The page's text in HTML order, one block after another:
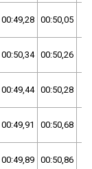
00:49,28 00:50,05
00:50,34 00:50,26
00:49,44 00:50,28
00:49,91 00:50,68
00:49,89 00:50,86